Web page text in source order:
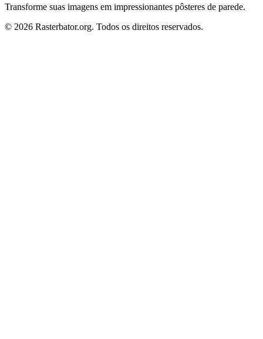
Transforme suas imagens em impressionantes pôsteres de parede.
© 2026 Rasterbator.org. Todos os direitos reservados.